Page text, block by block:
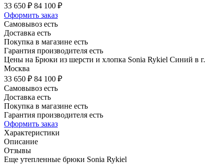
33 650 ₽ 84 100 ₽
Оформить заказ
Самовывоз есть
Доставка есть
Покупка в магазине есть
Гарантия производителя есть
Цены на Брюки из шерсти и хлопка Sonia Rykiel Синий в г.
Москва
33 650 ₽ 84 100 ₽
Самовывоз есть
Доставка есть
Покупка в магазине есть
Гарантия производителя есть
Оформить заказ
Характеристики
Описание
Отзывы
Еще утепленные брюки Sonia Rykiel